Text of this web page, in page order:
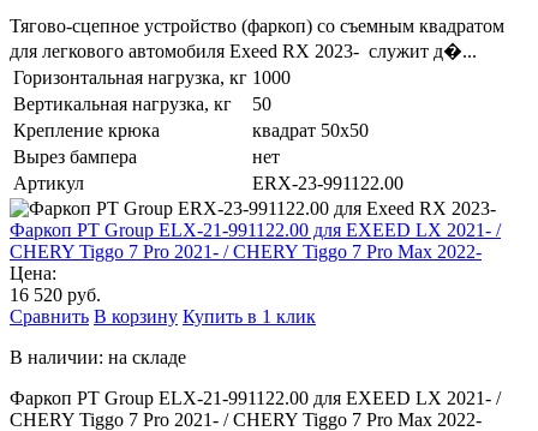
Тягово-сцепное устройство (фаркоп) со съемным квадратом
для легкового автомобиля Exeed RX 2023- служит д�...
Горизонтальная нагрузка, кг 1000
Вертикальная нагрузка, кг
50
Крепление крюка
квадрат 50х50
Вырез бампера
нет
Артикул
ERX-23-991122.00
Фаркоп PT Group ELX-21-991122.00 для EXEED LX 2021- /
CHERY Tiggo 7 Pro 2021- / CHERY Tiggo 7 Pro Max 2022-
Цена:
16 520 руб.
Сравнить В корзину Купить в 1 клик
В наличии: на складе
Фаркоп PT Group ELX-21-991122.00 для EXEED LX 2021- /
CHERY Tiggo 7 Pro 2021- / CHERY Tiggo 7 Pro Max 2022-